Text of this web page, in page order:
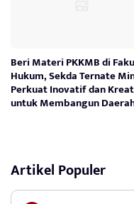
Beri Materi PKKMB di
Hukum, Sekda Ternate
Perkuat Inovatif dan
untuk Membangun
Artikel Populer